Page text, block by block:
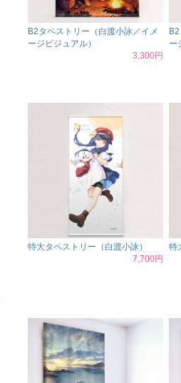
B2タペストリー（白渡小詠／イメ
ージビジュアル）
3,300円
ー
特大タペストリー（白渡小詠）
7,700円
特